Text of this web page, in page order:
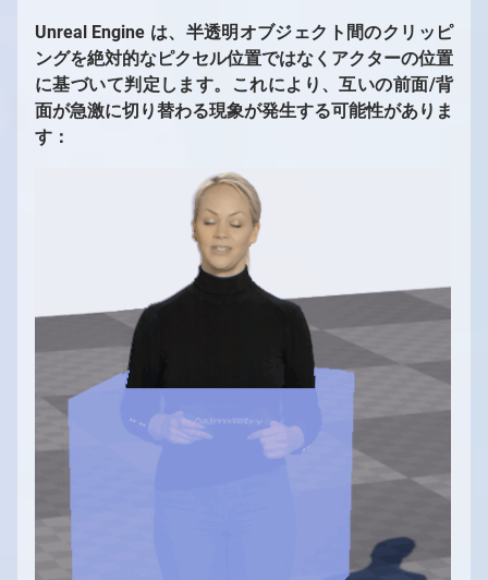
Unreal Engine は、半透明オブジェクト間のクリッピ
ングを絶対的なピクセル位置ではなくアクターの位置
に基づいて判定します。これにより、互いの前面/背
面が急激に切り替わる現象が発生する可能性がありま
す：